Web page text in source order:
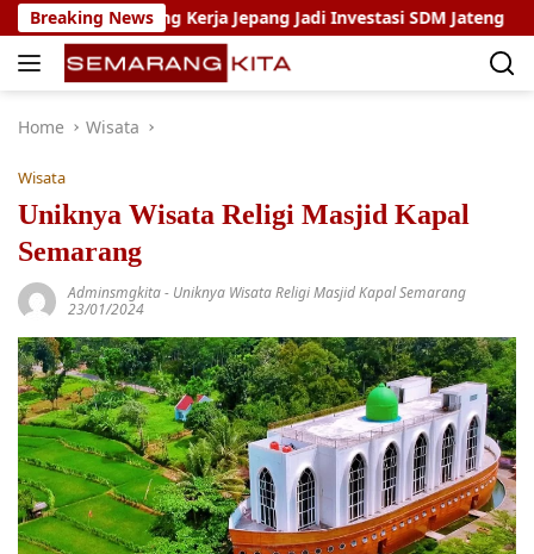
Skip
to
content
Breaking News
Magang Kerja Jepang Jadi Investasi SDM Jateng
Home Wisata
Wisata
Uniknya Wisata Religi Masjid Kapal
Semarang
Adminsmgkita- Uniknya Wisata Religi Masjid Kapal Semarang
23/01/2024